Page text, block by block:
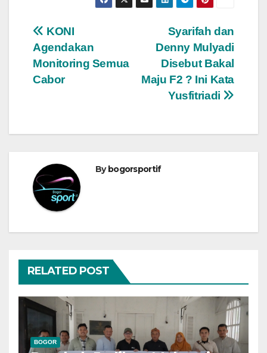
Navigasi
pos
Syarifah dan
Denny Mulyadi
Disebut Bakal
Maju F2 ? Ini Kata
Yusfitriadi
KONI
Agendakan
Monitoring Semua
Cabor
Bybogorsportif
RELATED POST
BOGOR